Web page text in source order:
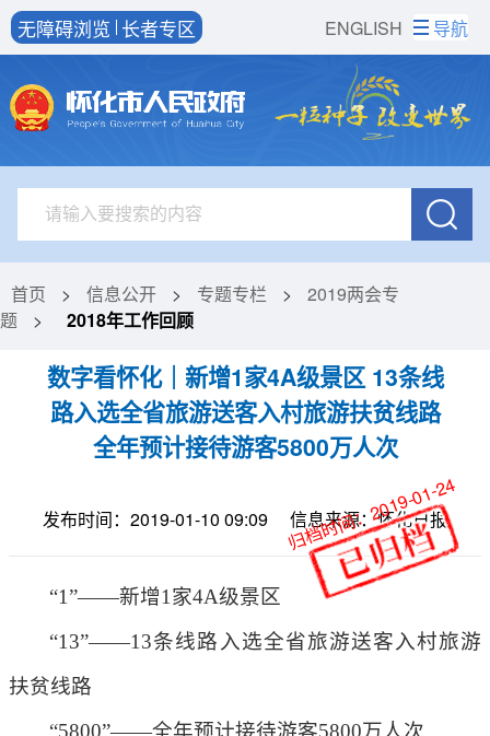
ENGLISH
无障碍浏览 长者专区 导航
首页 > 信息公开 > 专题专栏 >
2019两会专
题
> 2018年工作回顾
数字看怀化｜新增1家4A级景区 13条线
路入选全省旅游送客入村旅游扶贫线路
全年预计接待游客5800万人次
发布时间：2019-01-10 09:09 信息来源：怀化日报
“1”——新增1家4A级景区
“13”——13条线路入选全省旅游送客入村旅游
扶贫线路
“5800”——全年预计接待游客5800万人次
归档时间：2019-01-24